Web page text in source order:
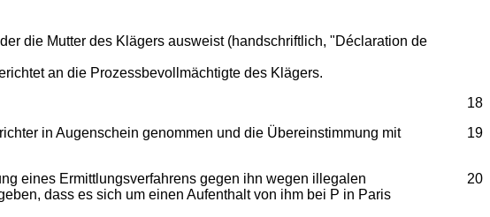
die Mutter des Klägers ausweist (handschriftlich, "Déclaration de
an die Prozessbevollmächtigte des Klägers.
18
19
in Augenschein genommen und die Übereinstimmung mit
20
eines Ermittlungsverfahrens gegen ihn wegen illegalen
dass es sich um einen Aufenthalt von ihm bei P in Paris